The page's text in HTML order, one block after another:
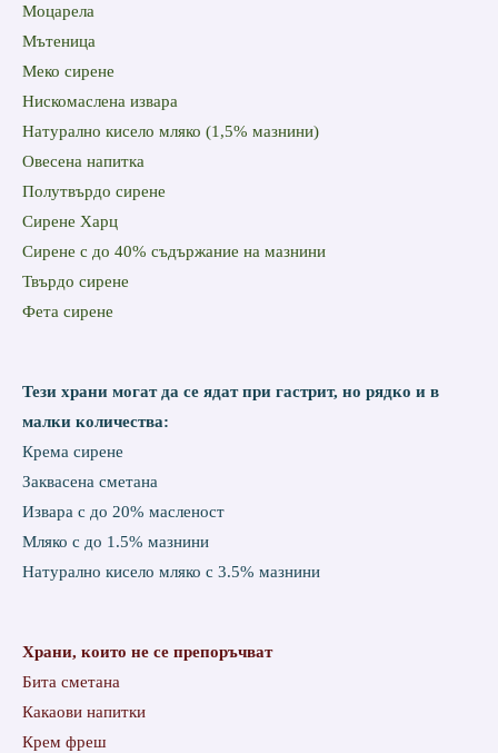
Моцарела
Мътеница
Меко сирене
Нискомаслена извара
Натурално кисело мляко (1,5% мазнини)
Овесена напитка
Полутвърдо сирене
Сирене Харц
Сирене с до 40% съдържание на мазнини
Твърдо сирене
Фета сирене
Тези храни могат да се ядат при гастрит, но рядко и в
малки количества:
Крема сирене
Заквасена сметана
Извара с до 20% масленост
Мляко с до 1.5% мазнини
Натурално кисело мляко с 3.5% мазнини
Храни, които не се препоръчват
Бита сметана
Какаови напитки
Крем фреш